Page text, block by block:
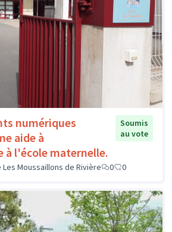
numériques
aide à
à l'école maternelle.
Soumis
au vote
Les Moussaillons de Rivière 0 0